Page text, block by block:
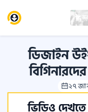
ডিজাইন
২৭
ভিডিও